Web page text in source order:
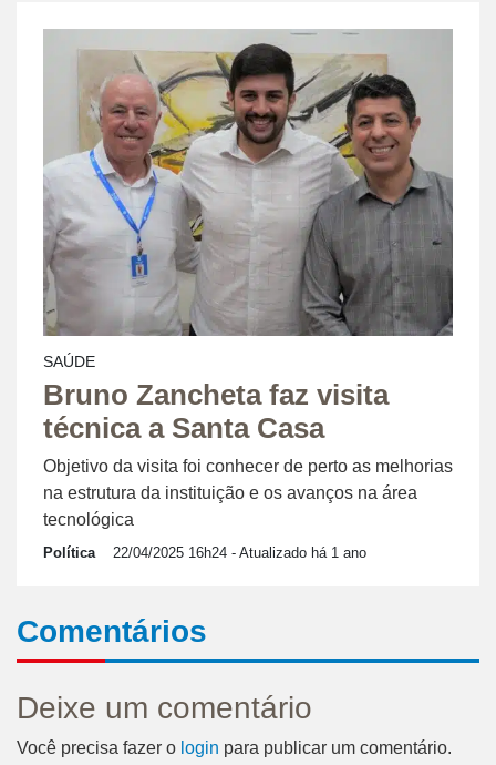
SAÚDE
Bruno Zancheta faz visita
técnica a Santa Casa
Objetivo da visita foi conhecer de perto as melhorias
na estrutura da instituição e os avanços na área
tecnológica
Política 22/04/2025 16h24 - Atualizado há 1 ano
Comentários
Deixe um comentário
Você precisa fazer o login para publicar um comentário.